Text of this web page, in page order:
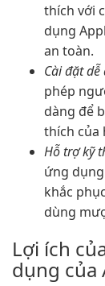
thích với
dụng
an toàn.
Cài đặt dễ
phép
dàng để
thích của
Hỗ trợ kỹ
ứng
khắc
dùng
Lợi ích
dụng của